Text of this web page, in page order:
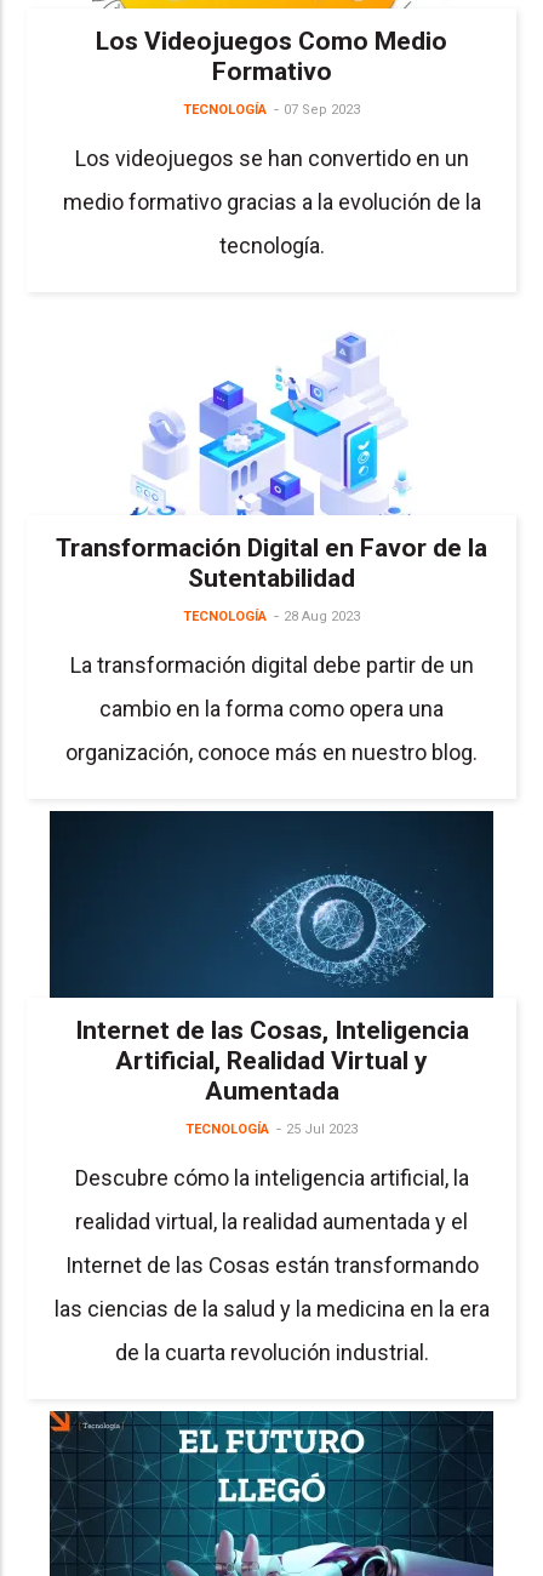
Los Videojuegos Como Medio
Formativo
TECNOLOGÍA 07 Sep 2023
Los videojuegos se han convertido en un
medio formativo gracias a la evolución de la
tecnología.
Transformación Digital en Favor de la
Sutentabilidad
TECNOLOGÍA 28 Aug 2023
La transformación digital debe partir de un
cambio en la forma como opera una
organización, conoce más en nuestro blog.
Internet de las Cosas, Inteligencia
Artificial, Realidad Virtual y
Aumentada
TECNOLOGÍA 25 Jul 2023
Descubre cómo la inteligencia artificial, la
realidad virtual, la realidad aumentada y el
Internet de las Cosas están transformando
las ciencias de la salud y la medicina en la era
de la cuarta revolución industrial.